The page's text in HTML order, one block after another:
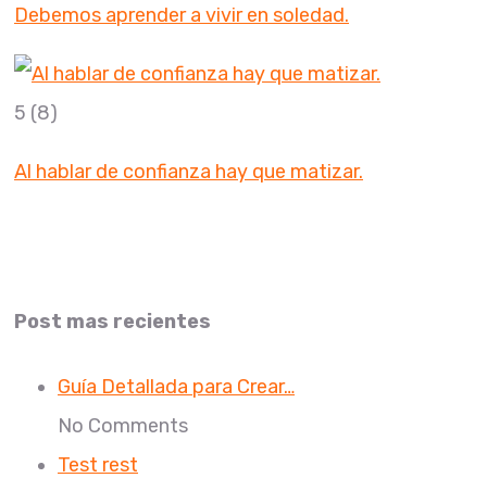
Debemos aprender a vivir en soledad.
5 (8)
Al hablar de confianza hay que matizar.
Post mas recientes
Guía Detallada para Crear…
No Comments
Test rest